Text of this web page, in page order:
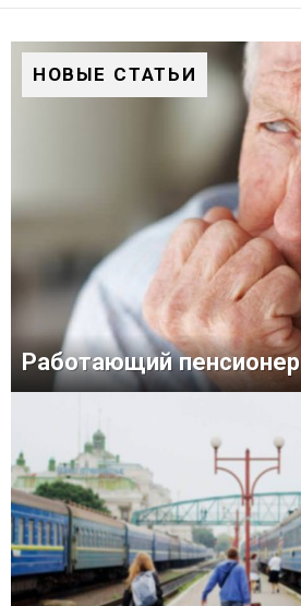
НОВЫЕ СТАТЬИ
Работающий пенсионер